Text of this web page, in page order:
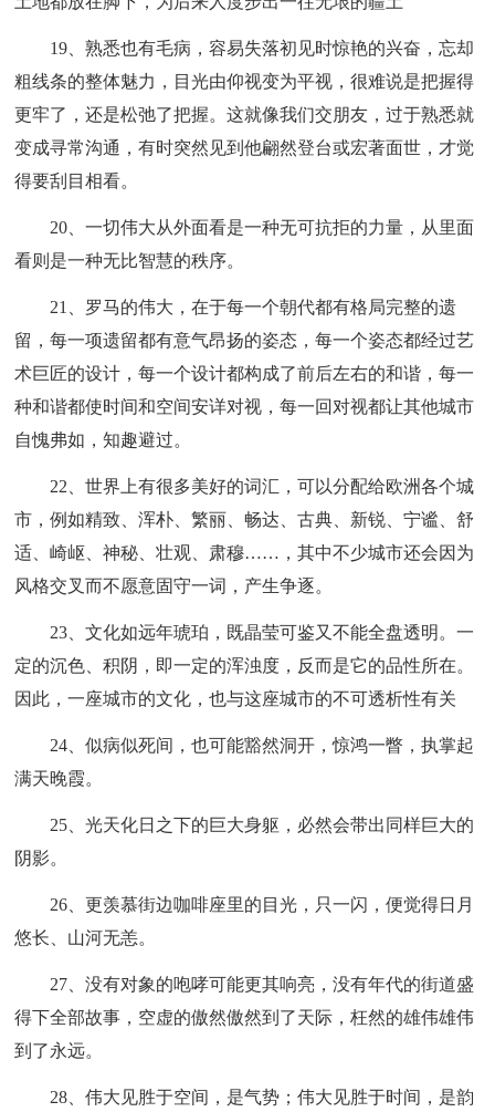
19、熟悉也有毛病，容易失落初见时惊艳的兴奋，忘却
粗线条的整体魅力，目光由仰视变为平视，很难说是把握得
更牢了，还是松弛了把握。这就像我们交朋友，过于熟悉就
变成寻常沟通，有时突然见到他翩然登台或宏著面世，才觉
得要刮目相看。
20、一切伟大从外面看是一种无可抗拒的力量，从里面
看则是一种无比智慧的秩序。
21、罗马的伟大，在于每一个朝代都有格局完整的遗
留，每一项遗留都有意气昂扬的姿态，每一个姿态都经过艺
术巨匠的设计，每一个设计都构成了前后左右的和谐，每一
种和谐都使时间和空间安详对视，每一回对视都让其他城市
自愧弗如，知趣避过。
22、世界上有很多美好的词汇，可以分配给欧洲各个城
市，例如精致、浑朴、繁丽、畅达、古典、新锐、宁谧、舒
适、崎岖、神秘、壮观、肃穆……，其中不少城市还会因为
风格交叉而不愿意固守一词，产生争逐。
23、文化如远年琥珀，既晶莹可鉴又不能全盘透明。一
定的沉色、积阴，即一定的浑浊度，反而是它的品性所在。
因此，一座城市的文化，也与这座城市的不可透析性有关
24、似病似死间，也可能豁然洞开，惊鸿一瞥，执掌起
满天晚霞。
25、光天化日之下的巨大身躯，必然会带出同样巨大的
阴影。
26、更羡慕街边咖啡座里的目光，只一闪，便觉得日月
悠长、山河无恙。
27、没有对象的咆哮可能更其响亮，没有年代的街道盛
得下全部故事，空虚的傲然傲然到了天际，枉然的雄伟雄伟
到了永远。
28、伟大见胜于空间，是气势；伟大见胜于时间，是韵